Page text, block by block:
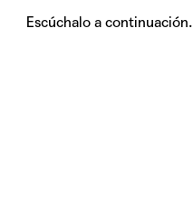
Escúchalo a continuación.